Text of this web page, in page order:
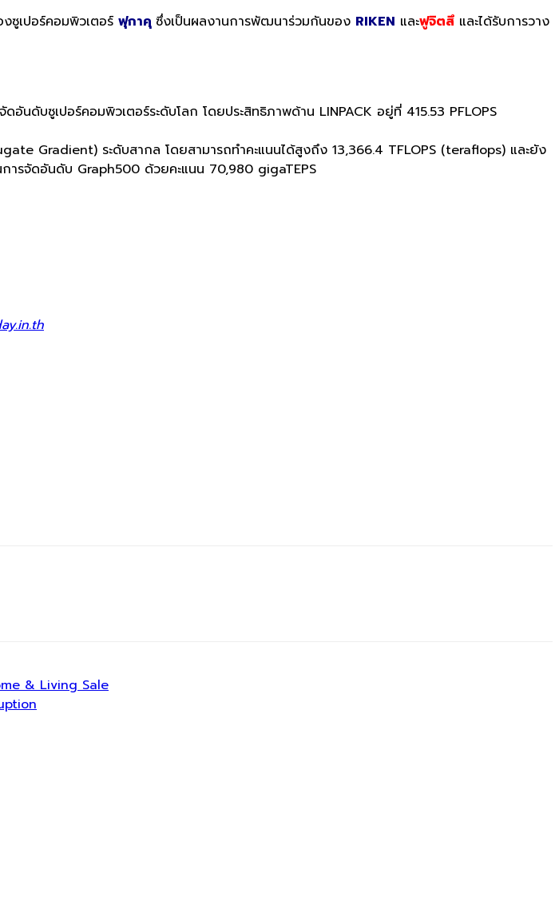
งซูเปอร์คอมพิวเตอร์ ฟุกาคุ ซึ่งเป็นผลงานการพัฒนาร่วมกันของ RIKEN และฟูจิตสึ และได้รับการวาง
ดับซูเปอร์คอมพิวเตอร์ระดับโลก โดยประสิทธิภาพด้าน LINPACK อยู่ที่ 415.53 PFLOPS
Gradient) ระดับสากล โดยสามารถทำคะแนนได้สูงถึง 13,366.4 TFLOPS (teraflops) และยัง
การจัดอันดับ Graph500 ด้วยคะแนน 70,980 gigaTEPS
& Living Sale